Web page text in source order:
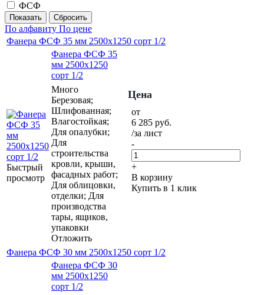
ФСФ
Сбросить
По алфавиту По цене
Фанера ФСФ 35 мм 2500х1250 сорт 1/2
Быстрый
просмотр
Фанера ФСФ 35
мм 2500х1250
сорт 1/2
Много
Березовая;
Шлифованная;
Влагостойкая;
Для опалубки;
Для
строительства
кровли, крыши,
фасадных работ;
Для облицовки,
отделки; Для
производства
тары, ящиков,
упаковки
Отложить
Цена
от
6 285 руб.
/за лист
-
+
В корзину
Купить в 1 клик
Фанера ФСФ 30 мм 2500х1250 сорт 1/2
Фанера ФСФ 30
мм 2500х1250
сорт 1/2